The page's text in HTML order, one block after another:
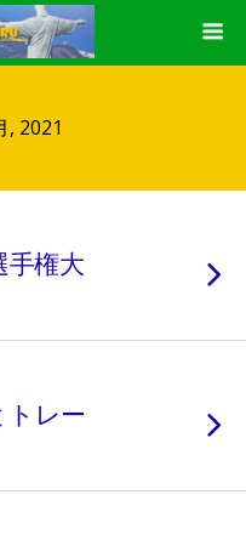
, 2021
手権大
トレー